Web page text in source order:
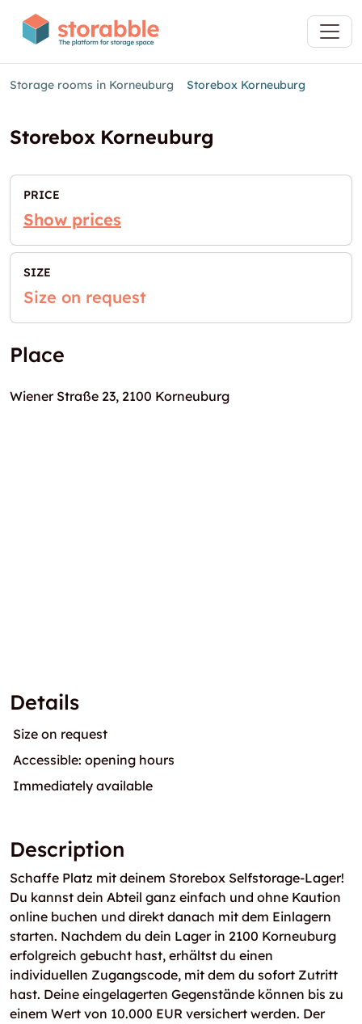
Storage rooms in Korneuburg Storebox Korneuburg
Storebox Korneuburg
PRICE
Show prices
SIZE
Size on request
Place
Wiener Straße 23, 2100 Korneuburg
Details
Size on request
Accessible: opening hours
Immediately available
Description
Schaffe Platz mit deinem Storebox Selfstorage-Lager!
Du kannst dein Abteil ganz einfach und ohne Kaution
online buchen und direkt danach mit dem Einlagern
starten. Nachdem du dein Lager in 2100 Korneuburg
erfolgreich gebucht hast, erhältst du einen
individuellen Zugangscode, mit dem du sofort Zutritt
hast. Deine eingelagerten Gegenstände können bis zu
einem Wert von 10.000 EUR versichert werden. Der